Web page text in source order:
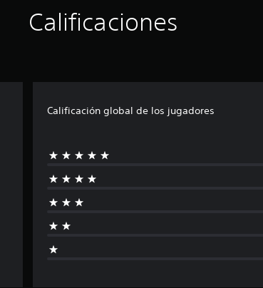
Calificaciones
Calificación global de los jugadores